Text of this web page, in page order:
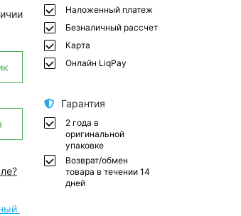
Наложенный платеж
Безналичный рассчет
Карта
Онлайн LiqPay
Гарантия
2 года в
оригинальной
упаковке
Возврат/обмен
товара в течении 14
дней